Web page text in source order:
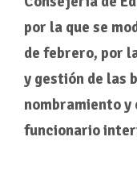
por la que se
de febrero, por
y gestión de las
nombramiento y
funcionario